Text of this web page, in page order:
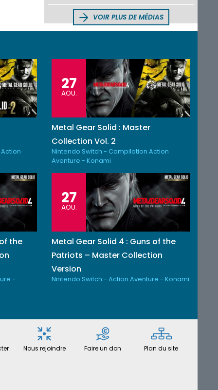
VOIR PLUS DE MÉDIAS
27
AOU.
Metal Gear Solid : Master
Collection Vol. 2
Nintendo Switch - Compilation Action
Aventure - Konami
the
-
27
AOU.
Metal Gear Solid 4 : Guns of the
Patriots – Master Collection
Version
Nintendo Switch - Action Aventure - Konami
Nous rejoindre Faire un don Plan du site